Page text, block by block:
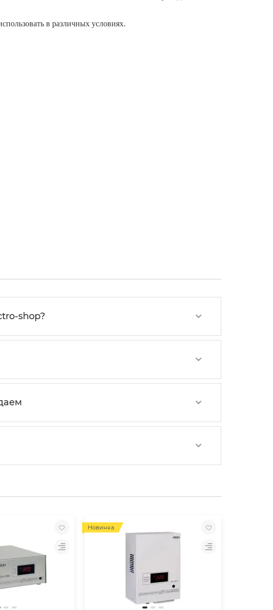
в различных условиях.
shop?
Новинка